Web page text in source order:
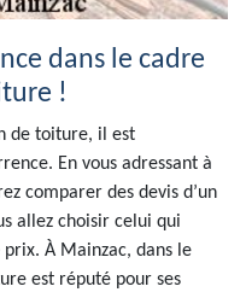
dans le cadre
!
de toiture, il est
En vous adressant à
comparer des devis d’un
allez choisir celui qui
À Mainzac, dans le
est réputé pour ses